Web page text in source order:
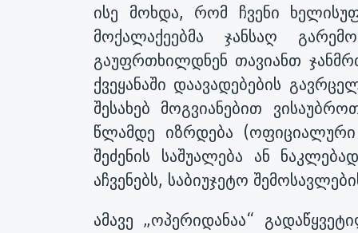
ისე მოხდა, რომ ჩვენი
მოქალაქეებმა ჯანსაღ
გაუფრთხილდნენ თავიანთ
ქვეყანაში დაავადებების
შესახებ მოგვიანებით
წლამდე იზრდება
შეძენის საშუალება ან
აჩვენებს, საბიუჯეტო
ამავე „ოპერიდანაა“